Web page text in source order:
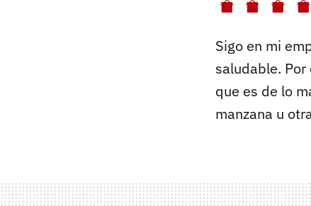
Sigo en mi
saludable. Por
que es de lo
manzana u